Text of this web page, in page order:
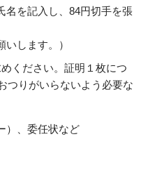
を記入し、84円切手を張
します。）
ください。証明１枚につ
つりがいらないよう必要な
）、委任状など